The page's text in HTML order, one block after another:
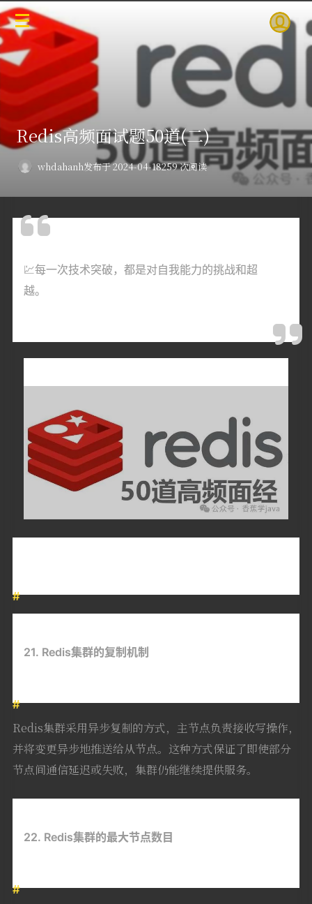
Redis高频面试题50道(二)
whdahanh发布于 2024-04-18259 次阅读
💹每一次技术突破，都是对自我能力的挑战和超
越。
21. Redis集群的复制机制
Redis集群采用异步复制的方式，主节点负责接收写操作，
并将变更异步地推送给从节点。这种方式保证了即使部分
节点间通信延迟或失败，集群仍能继续提供服务。
22. Redis集群的最大节点数目